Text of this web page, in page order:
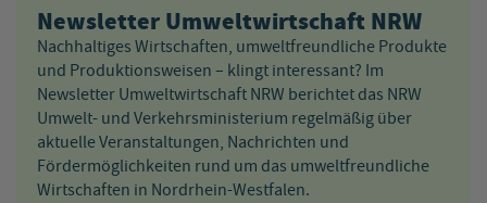
Newsletter Umweltwirtschaft NRW
Nachhaltiges Wirtschaften, umweltfreundliche Produkte
und Produktionsweisen – klingt interessant? Im
Newsletter Umweltwirtschaft NRW berichtet das NRW
Umwelt- und Verkehrsministerium regelmäßig über
aktuelle Veranstaltungen, Nachrichten und
Fördermöglichkeiten rund um das umweltfreundliche
Wirtschaften in Nordrhein-Westfalen.